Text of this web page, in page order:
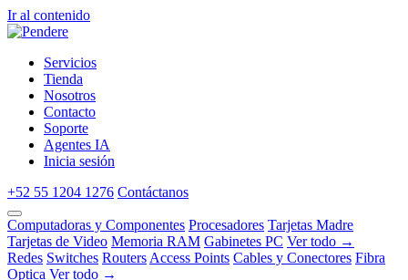
Ir al contenido
Servicios
Tienda
Nosotros
Contacto
Soporte
Agentes IA
Inicia sesión
+52 55 1204 1276 Contáctanos
Computadoras y Componentes Procesadores Tarjetas Madre
Tarjetas de Video Memoria RAM Gabinetes PC Ver todo →
Redes Switches Routers Access Points Cables y Conectores Fibra
Optica Ver todo →